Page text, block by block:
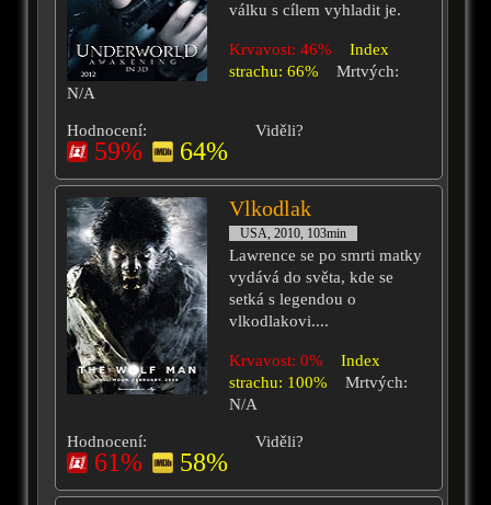
válku s cílem vyhladit je.
Krvavost: 46%
Index
strachu: 66%
Mrtvých:
N/A
Hodnocení:
59% 64%
Viděli?
Vlkodlak
USA, 2010, 103min
Lawrence se po smrti matky
vydává do světa, kde se
setká s legendou o
vlkodlakovi....
Krvavost: 0%
Index
strachu: 100%
Mrtvých:
N/A
Hodnocení:
61% 58%
Viděli?